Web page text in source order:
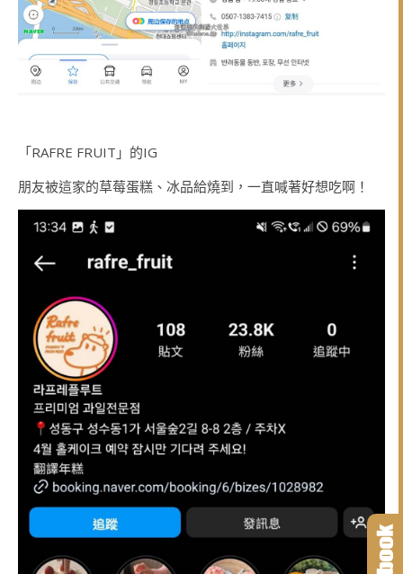
「RAFRE FRUIT」的IG
朋友被這家的草莓蛋糕、冰品給燒到，一直喊著好想吃啊！